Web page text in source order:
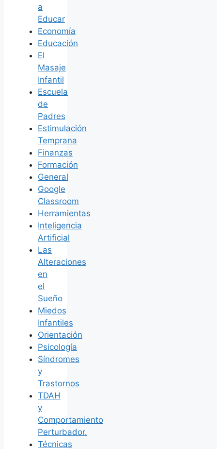
a
Educar
Economía
Educación
El
Masaje
Infantil
Escuela
de
Padres
Estimulación
Temprana
Finanzas
Formación
General
Google
Classroom
Herramientas
Inteligencia
Artificial
Las
Alteraciones
en
el
Sueño
Miedos
Infantiles
Orientación
Psicología
Síndromes
y
Trastornos
TDAH
y
Comportamiento
Perturbador.
Técnicas